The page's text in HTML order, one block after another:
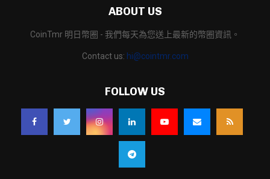
ABOUT US
CoinTmr 明日幣圈 - 我們每天為您送上最新的幣圈資訊。
Contact us: hi@cointmr.com
FOLLOW US